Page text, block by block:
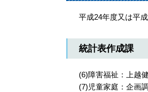
平成24年度又は平
統計表作成課
(6)障害福祉：上越
(7)児童家庭：企画